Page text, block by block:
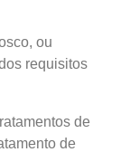
ou
requisitos
de
de